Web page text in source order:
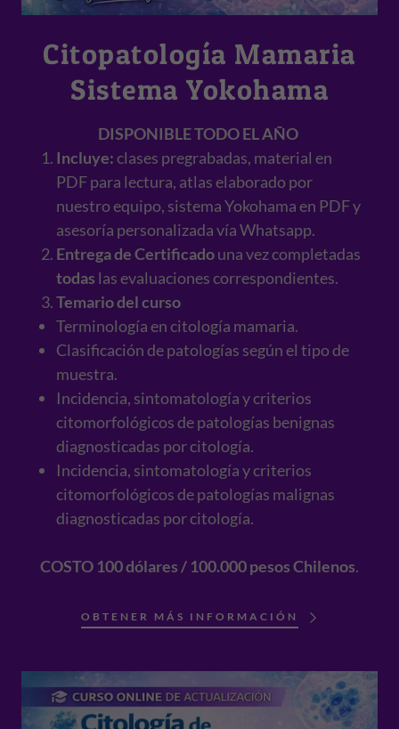
Citopatología Mamaria
Sistema Yokohama
DISPONIBLE TODO EL AÑO
Incluye:clases pregrabadas, material en
PDF para lectura, atlas elaborado por
nuestro equipo, sistema Yokohama en PDF y
asesoría personalizada vía Whatsapp.
Entrega de Certificadouna vez completadas
todas las evaluaciones correspondientes.
Temario del curso​
Terminología en citología mamaria.
Clasificación de patologías según el tipo de
muestra.
Incidencia, sintomatología y criterios
citomorfológicos de patologías benignas
diagnosticadas por citología.
Incidencia, sintomatología y criterios
citomorfológicos de patologías malignas
diagnosticadas por citología.
COSTO 100 dólares / 100.000 pesos Chilenos.
OBTENER MÁS INFORMACIÓN